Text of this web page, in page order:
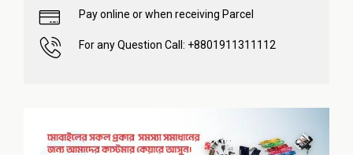
Pay online or when receiving Parcel
For any Question Call: +8801911311112